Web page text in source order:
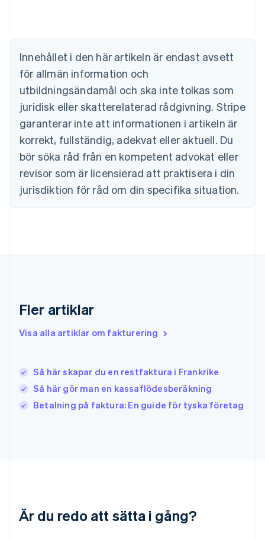
Innehållet i den här artikeln är endast avsett
för allmän information och
utbildningsändamål och ska inte tolkas som
juridisk eller skatterelaterad rådgivning. Stripe
garanterar inte att informationen i artikeln är
korrekt, fullständig, adekvat eller aktuell. Du
bör söka råd från en kompetent advokat eller
revisor som är licensierad att praktisera i din
jurisdiktion för råd om din specifika situation.
Fler artiklar
Visa alla artiklar om fakturering
Så här skapar du en restfaktura i Frankrike
Så här gör man en kassaflödesberäkning
Betalning på faktura: En guide för tyska företag
Är du redo att sätta i gång?
Danmark
English
Estland
English
Fastlandskina
Finland
EnglishSvenska
Frankrike
Français English
Förenade Arabemiraten
English
English
Grekland
Italien
Italiano English
Japan
Kroatien
EnglishItaliano
Lettland
English简体中文
Malta